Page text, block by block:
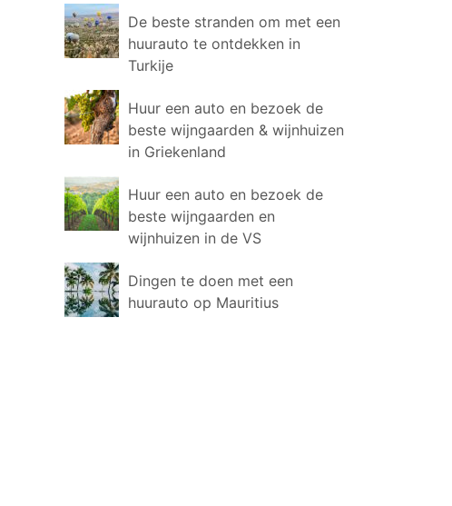
De beste stranden om met een
huurauto te ontdekken in
Turkije
Huur een auto en bezoek de
beste wijngaarden & wijnhuizen
in Griekenland
Huur een auto en bezoek de
beste wijngaarden en
wijnhuizen in de VS
Dingen te doen met een
huurauto op Mauritius